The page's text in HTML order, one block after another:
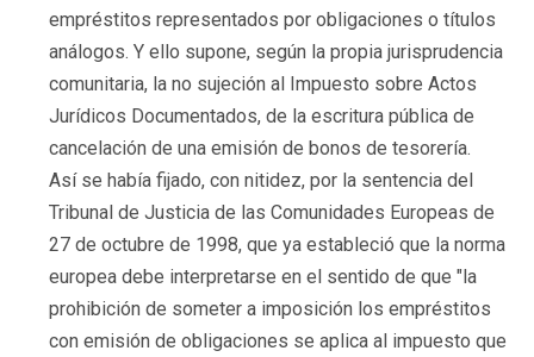
empréstitos representados por obligaciones o títulos
análogos. Y ello supone, según la propia jurisprudencia
comunitaria, la no sujeción al Impuesto sobre Actos
Jurídicos Documentados, de la escritura pública de
cancelación de una emisión de bonos de tesorería.
Así se había fijado, con nitidez, por la sentencia del
Tribunal de Justicia de las Comunidades Europeas de
27 de octubre de 1998, que ya estableció que la norma
europea debe interpretarse en el sentido de que "la
prohibición de someter a imposición los empréstitos
con emisión de obligaciones se aplica al impuesto que